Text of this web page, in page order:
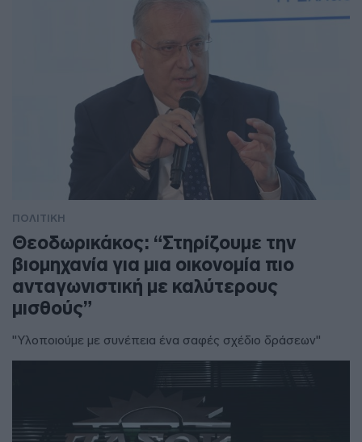
ΠΟΛΙΤΙΚΗ
Θεοδωρικάκος: “Στηρίζουμε την
βιομηχανία για μια οικονομία πιο
ανταγωνιστική με καλύτερους
μισθούς”
"Υλοποιούμε με συνέπεια ένα σαφές σχέδιο δράσεων"